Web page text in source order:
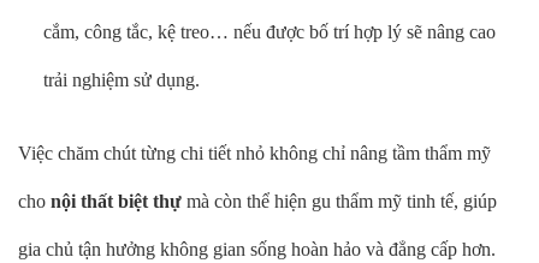
cắm, công tắc, kệ treo… nếu được bố trí hợp lý sẽ nâng cao
trải nghiệm sử dụng.
Việc chăm chút từng chi tiết nhỏ không chỉ nâng tầm thẩm mỹ
cho nội thất biệt thự mà còn thể hiện gu thẩm mỹ tinh tế, giúp
gia chủ tận hưởng không gian sống hoàn hảo và đẳng cấp hơn.